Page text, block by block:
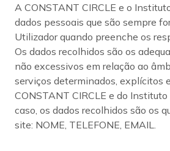
A CONSTANT CIRCLE e o
dados pessoais que são sempre
Utilizador quando preenche os
Os dados recolhidos são os
não excessivos em relação ao
serviços determinados, explícitos
CONSTANT CIRCLE e do
caso, os dados recolhidos são os
site: NOME, TELEFONE, EMAIL.